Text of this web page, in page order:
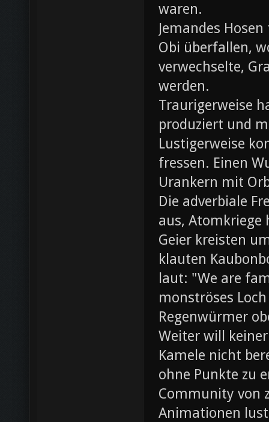
waren.
Jemandes
Obi überfallen,
verwechselte,
werden.
Traurigerweise
produziert und
Lustigerweise
fressen. Einen
Urankern mit
Die adverbiale
aus,
Geier kreisten
klauten
laut: "We are
monströses
Regenwürmer
Weiter will
Kamele nicht
ohne Punkte zu
Community von
Animationen